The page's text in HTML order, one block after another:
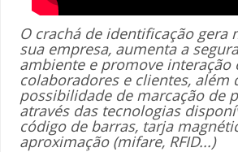
O crachá de identificação gera
sua empresa, aumenta a
ambiente e promove interação
colaboradores e clientes, além
possibilidade de marcação de
através das tecnologias
código de barras, tarja
aproximação (mifare, RFID...)